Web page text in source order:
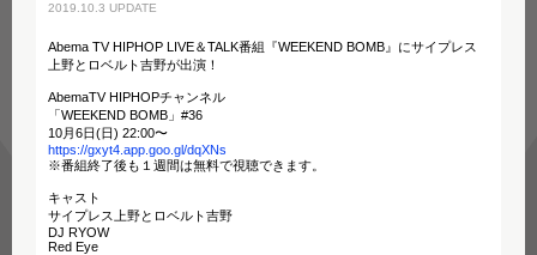
2019.10.3 UPDATE
Abema TV HIPHOP LIVE＆TALK番組『WEEKEND BOMB』にサイプレス
上野とロベルト吉野が出演！
AbemaTV HIPHOPチャンネル
「WEEKEND BOMB」#36
10月6日(日) 22:00〜
https://gxyt4.app.goo.gl/dqXNs
※番組終了後も１週間は無料で視聴できます。
キャスト
サイプレス上野とロベルト吉野
DJ RYOW
Red Eye